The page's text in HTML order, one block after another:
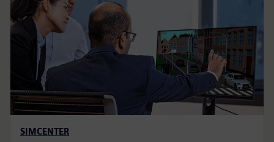
SIMCENTER